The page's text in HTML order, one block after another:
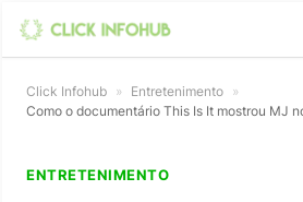
Click Infohub » Entretenimento »
Como o documentário This Is It mostrou MJ
ENTRETENIMENTO